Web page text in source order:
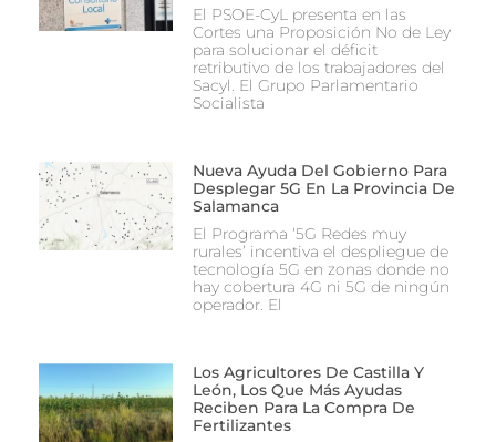
El PSOE-CyL presenta en las
Cortes una Proposición No de Ley
para solucionar el déficit
retributivo de los trabajadores del
Sacyl. El Grupo Parlamentario
Socialista
Nueva Ayuda Del Gobierno Para
Desplegar 5G En La Provincia De
Salamanca
El Programa ‘5G Redes muy
rurales’ incentiva el despliegue de
tecnología 5G en zonas donde no
hay cobertura 4G ni 5G de ningún
operador. El
Los Agricultores De Castilla Y
León, Los Que Más Ayudas
Reciben Para La Compra De
Fertilizantes